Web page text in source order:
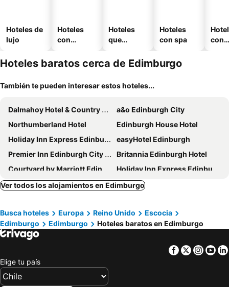
Hoteles de
lujo
Hoteles
con
Hoteles
que
mascotas
Hoteles
con spa
con
Hoteles baratos cerca de Edimburgo
También te pueden interesar estos hoteles...
Dalmahoy Hotel & Country Club
a&o Edinburgh City
Northumberland Hotel
Edinburgh House Hotel
Holiday Inn Express Edinburgh City Centre By Ihg
easyHotel Edinburgh
Premier Inn Edinburgh City Centre (Waverley) hotel
Britannia Edinburgh Hotel
Courtyard by Marriott Edinburgh West
Holiday Inn Express Edinburgh - Leith Waterfront by IHG
Garner Hotel Edinburgh – Haymarket
Grassmarket Hotel
Holiday Inn Express Edinburgh - Royal Mile By Ihg
Braid Hills Hotel
Stay Central Hotel
Four Points Flex by Sheraton Edinburgh
hub by Premier Inn Edinburgh Royal Mile hotel
Park View House
Novotel Edinburgh Centre
Holiday Inn Edinburgh By Ihg
Ver todos los alojamientos en Edimburgo
Busca hoteles Europa Reino Unido
Escocia
Edimburgo
Edimburgo Hoteles baratos en Edimburgo
Facebook
Twitter
Elige tu país